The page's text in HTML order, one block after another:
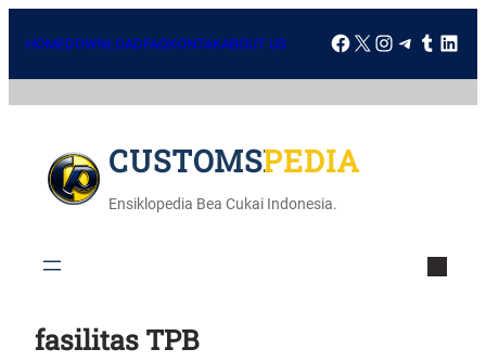
HOMEDOWNLOADFAQKONTAKABOUT US
CUSTOMSPEDIA
Ensiklopedia Bea Cukai Indonesia.
fasilitas TPB